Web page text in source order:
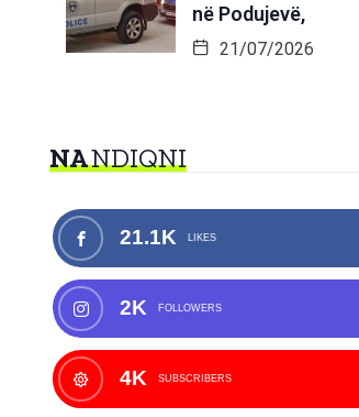
në Podujevë,
21/07/2026
NANDIQNI
21.1K LIKES
2K FOLLOWERS
4K SUBSCRIBERS